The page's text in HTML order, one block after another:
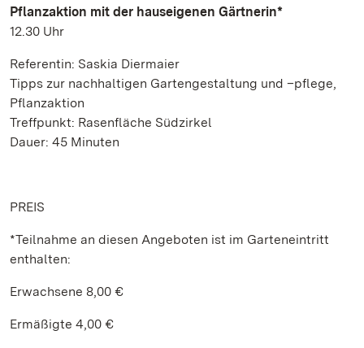
Pflanzaktion mit der hauseigenen Gärtnerin*
12.30 Uhr
Referentin: Saskia Diermaier
Tipps zur nachhaltigen Gartengestaltung und –pflege,
Pflanzaktion
Treffpunkt: Rasenfläche Südzirkel
Dauer: 45 Minuten
PREIS
*Teilnahme an diesen Angeboten ist im Garteneintritt
enthalten:
Erwachsene 8,00 €
Ermäßigte 4,00 €